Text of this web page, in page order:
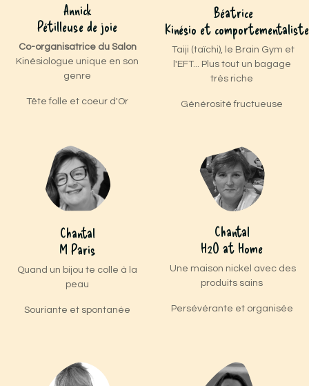
Annick
Pétilleuse de joie
Co-organisatrice du Salon
Kinésiologue unique en son
genre
Tête folle et coeur d'Or
Béatrice
Kinésio et comportementaliste
Taiji (taïchi), le Brain Gym et
l'EFT... Plus tout un bagage
très riche
Générosité fructueuse
Chantal
M Paris
Quand un bijou te colle à la
peau
Souriante et spontanée
Chantal
H2O at Home
Une maison nickel avec des
produits sains
Persévérante et organisée